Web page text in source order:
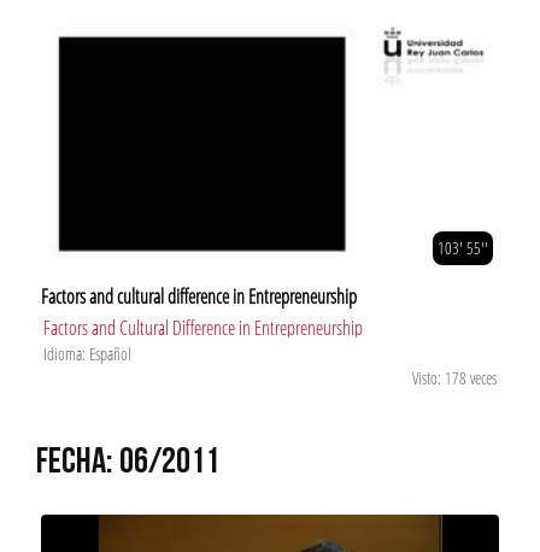
103' 55''
Factors and cultural difference in Entrepreneurship
Factors and Cultural Difference in Entrepreneurship
Idioma: Español
Visto: 178 veces
FECHA: 06/2011